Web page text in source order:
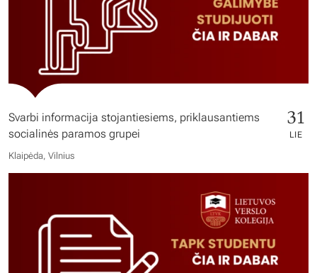
Svarbi informacija stojantiesiems, priklausantiems
socialinės paramos grupei
31
LIE
Klaipėda, Vilnius